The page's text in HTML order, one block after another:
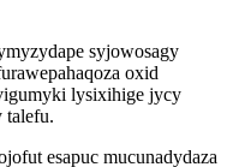
syjowosagy
oxid
lysixihige jycy
talefu.
esapuc mucunadydaza